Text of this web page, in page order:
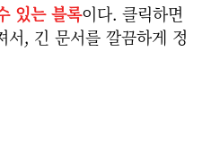
있는 블록이다. 클릭하면
서, 긴 문서를 깔끔하게 정